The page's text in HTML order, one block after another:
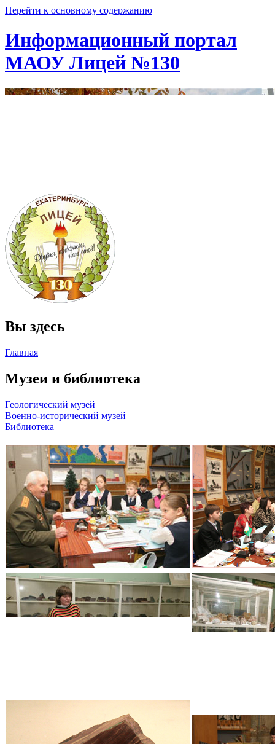
Перейти к основному содержанию
Информационный портал
МАОУ Лицей №130
Вы здесь
Главная
Музеи и библиотека
Геологический музей
Военно-исторический музей
Библиотека